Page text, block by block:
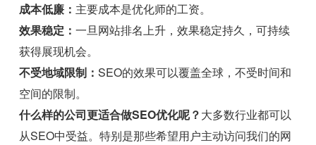
成本低廉： 主要成本是优化师的工资。
效果稳定：一旦网站排名上升，效果稳定持久，可持续
获得展现机会。
不受地域限制：SEO的效果可以覆盖全球，不受时间和
空间的限制。
什么样的公司更适合做SEO优化呢？大多数行业都可以
从SEO中受益。特别是那些希望用户主动访问我们的网